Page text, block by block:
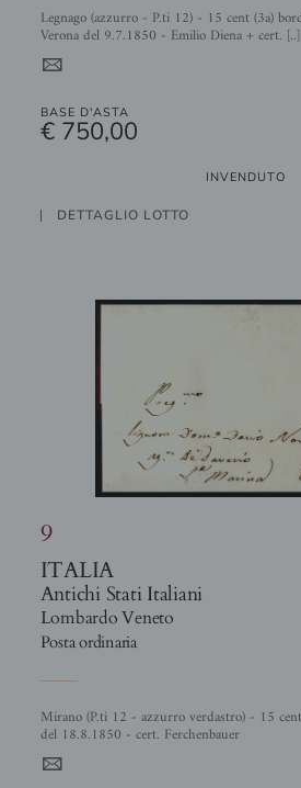
Legnago (azzurro - P.ti 12) - 15 cent (3a) bordo foglio - lettera per
Verona del 9.7.1850 - Emilio Diena + cert. [..]
4
BASE D'ASTA
€ 750,00
INVENDUTO
DETTAGLIO LOTTO
9
ITALIA
Antichi Stati Italiani
Lombardo Veneto
Posta ordinaria
Mirano (P.ti 12 - azzurro verdastro) - 15 cent (3a) su lettera per Venezia
del 18.8.1850 - cert. Ferchenbauer
4